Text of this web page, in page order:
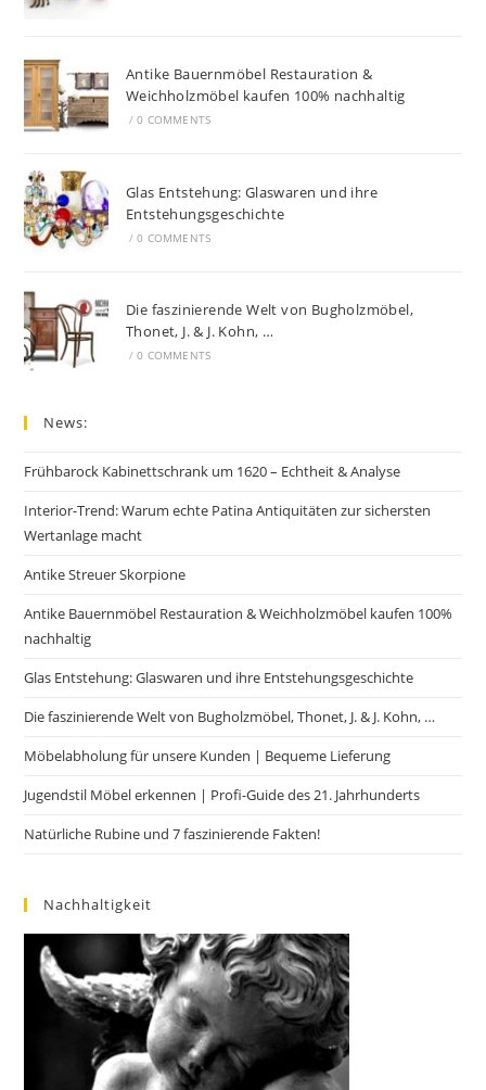
Antike Bauernmöbel Restauration &
Weichholzmöbel kaufen 100% nachhaltig
/ 0 COMMENTS
Glas Entstehung: Glaswaren und ihre
Entstehungsgeschichte
/ 0 COMMENTS
Die faszinierende Welt von Bugholzmöbel,
Thonet, J. & J. Kohn, …
/ 0 COMMENTS
News:
Frühbarock Kabinettschrank um 1620 – Echtheit & Analyse
Interior-Trend: Warum echte Patina Antiquitäten zur sichersten
Wertanlage macht
Antike Streuer Skorpione
Antike Bauernmöbel Restauration & Weichholzmöbel kaufen 100%
nachhaltig
Glas Entstehung: Glaswaren und ihre Entstehungsgeschichte
Die faszinierende Welt von Bugholzmöbel, Thonet, J. & J. Kohn, …
Möbelabholung für unsere Kunden | Bequeme Lieferung
Jugendstil Möbel erkennen | Profi-Guide des 21. Jahrhunderts
Natürliche Rubine und 7 faszinierende Fakten!
Nachhaltigkeit